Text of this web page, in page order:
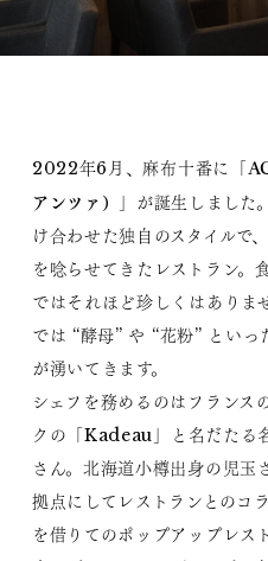
2022年6月、麻布十番に「
アンツァ）
」が誕生しました
け合わせた独自のスタイルで
を唸らせてきたレストラン。
ではそれほど珍しくはあり
では “酵母” や “花粉” とい
が湧いてきます。
シェフを務めるのはフラン
クの「Kadeau」と名だたる
さん。北海道小樽出身の児玉
拠点にしてレストランとのコ
を借りてのポップアップレス